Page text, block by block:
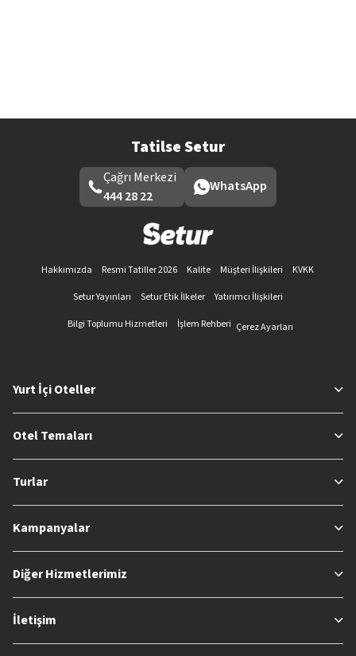
Tatilse Setur
Çağrı Merkezi
444 28 22
WhatsApp
Hakkımızda Resmi Tatiller 2026 Kalite Müşteri İlişkileri
KVKK
Setur Yayınları
Setur Etik İlkeler
Yatırımcı İlişkileri
Bilgi Toplumu Hizmetleri
İşlem Rehberi Çerez Ayarları
Yurt İçi Oteller
Otel Temaları
Turlar
Kampanyalar
Diğer Hizmetlerimiz
İletişim